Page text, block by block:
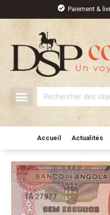
contenu
Paiement &
Rechercher
Accueil Actualités